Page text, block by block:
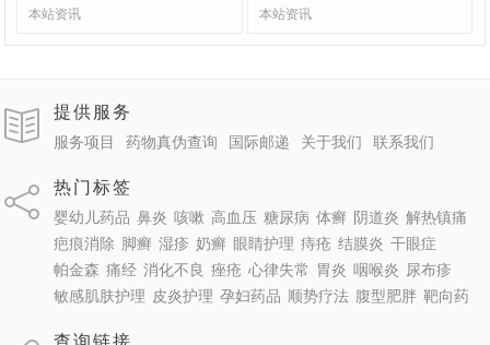
本站资讯 本站资讯
提供服务
服务项目 药物真伪查询 国际邮递 关于我们 联系我们
热门标签
婴幼儿药品 鼻炎 咳嗽 高血压 糖尿病 体癣 阴道炎 解热镇痛
疤痕消除 脚癣 湿疹 奶癣 眼睛护理 痔疮 结膜炎 干眼症
帕金森 痛经 消化不良 痤疮 心律失常 胃炎 咽喉炎 尿布疹
敏感肌肤护理 皮炎护理 孕妇药品 顺势疗法 腹型肥胖 靶向药